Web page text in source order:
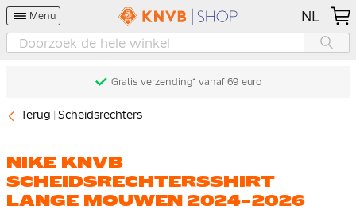
Menu NL
Gratis verzending* vanaf 69 euro
Terug Scheidsrechters
NIKE KNVB
SCHEIDSRECHTERSSHIRT
LANGE MOUWEN 2024-2026